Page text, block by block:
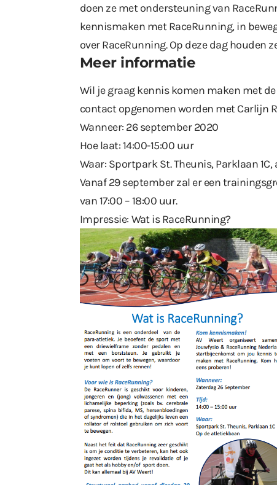
doen ze met ondersteuning van
kennismaken met RaceRunning, in
over RaceRunning. Op deze dag houden
Meer informatie
Wil je graag kennis komen maken met
contact opgenomen worden met Carlijn
Wanneer: 26 september 2020
Hoe laat: 14:00-15:00 uur
Waar: Sportpark St. Theunis, Parklaan
Vanaf 29 september zal er een
van 17:00 – 18:00 uur.
Impressie: Wat is RaceRunning?